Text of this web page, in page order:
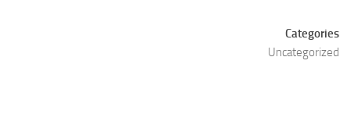
Categories
Uncategorized